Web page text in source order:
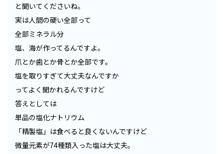
と聞いてくださいね。
実は人間の硬い全部って
全部ミネラル分
塩、海が作ってるんですよ。
爪とか歯とか骨とか全部です。
塩を取りすぎて大丈夫なんですか
ってよく聞かれるんですけど
答えとしては
単品の塩化ナトリウム
「精製塩」は食べると良くないんですけど
微量元素が74種類入った塩は大丈夫。